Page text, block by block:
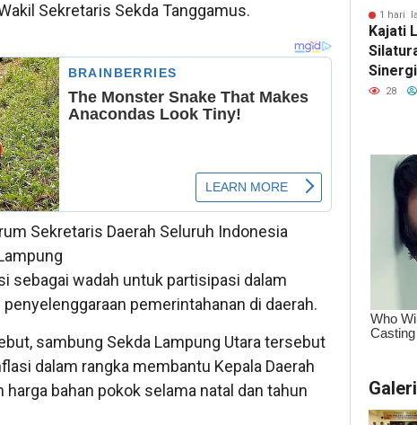
Sekretaris Sekda Tanggamus.
Sekretaris Daerah Seluruh Indonesia
sebagai wadah untuk partisipasi dalam
pemerintahanan di daerah.
sambung Sekda Lampung Utara tersebut
dalam rangka membantu Kepala Daerah
bahan pokok selama natal dan tahun
1 hari
Kajati
Pers
28